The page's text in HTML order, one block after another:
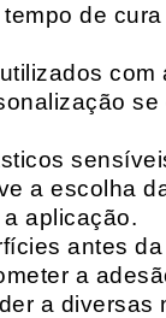
de
com
a escolha
aplicação.
antes
a
a diversas